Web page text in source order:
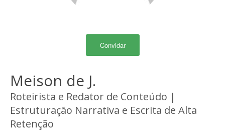
Convidar
Meison de J.
Roteirista e Redator de Conteúdo |
Estruturação Narrativa e Escrita de Alta
Retenção